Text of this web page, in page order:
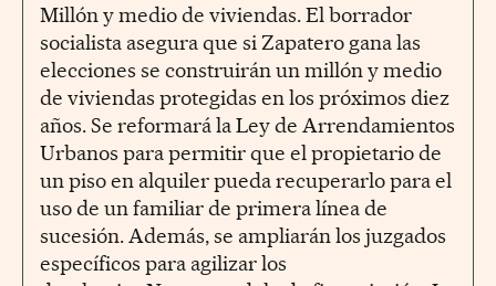
Millón y medio de viviendas. El borrador
socialista asegura que si Zapatero gana las
elecciones se construirán un millón y medio
de viviendas protegidas en los próximos diez
años. Se reformará la Ley de Arrendamientos
Urbanos para permitir que el propietario de
un piso en alquiler pueda recuperarlo para el
uso de un familiar de primera línea de
sucesión. Además, se ampliarán los juzgados
específicos para agilizar los